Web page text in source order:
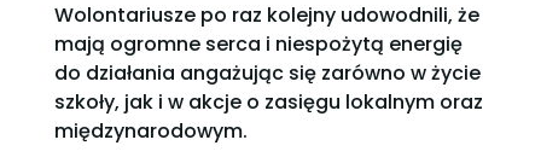
Wolontariusze po raz kolejny udowodnili, że
mają ogromne serca i niespożytą energię
do działania angażując się zarówno w życie
szkoły, jak i w akcje o zasięgu lokalnym oraz
międzynarodowym.